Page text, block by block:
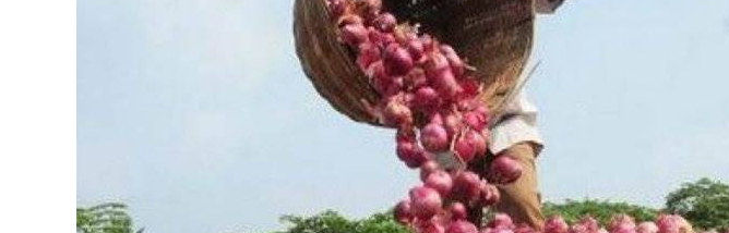
这家科技公司错过了第一季度的收入